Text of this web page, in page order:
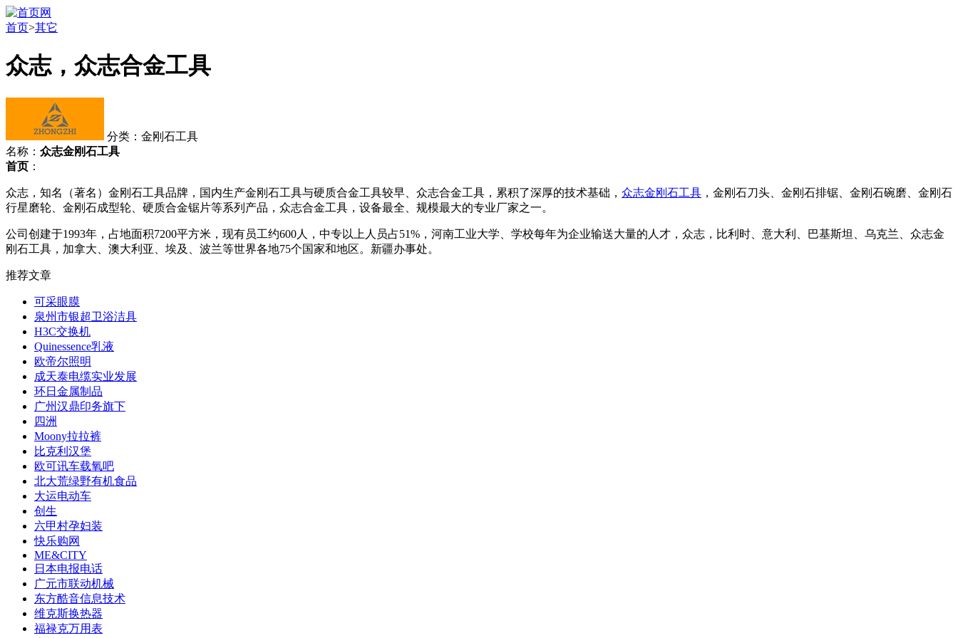
首页>其它
众志，众志合金工具
分类：金刚石工具
名称： 众志金刚石工具
首页 ：
众志，知名（著名）金刚石工具品牌，国内生产金刚石工具与硬质合金工具较早、众志合金工具，累积了深厚的技术基础， 众志金刚石工具 ，金刚石刀头、金刚石排锯、金刚石碗磨、金刚石
行星磨轮、金刚石成型轮、硬质合金锯片等系列产品，众志合金工具，设备最全、规模最大的专业厂家之一。
公司创建于1993年，占地面积7200平方米，现有员工约600人，中专以上人员占51%，河南工业大学、学校每年为企业输送大量的人才，众志，比利时、意大利、巴基斯坦、乌克兰、众志金
刚石工具，加拿大、澳大利亚、埃及、波兰等世界各地75个国家和地区。新疆办事处。
推荐文章
可采眼膜
泉州市银超卫浴洁具
H3C交换机
Quinessence乳液
欧帝尔照明
成天泰电缆实业发展
环日金属制品
广州汉鼎印务旗下
四洲
Moony拉拉裤
比克利汉堡
欧可讯车载氧吧
北大荒绿野有机食品
大运电动车
创生
六甲村孕妇装
快乐购网
ME&CITY
日本电报电话
广元市联动机械
东方酷音信息技术
维克斯换热器
福禄克万用表